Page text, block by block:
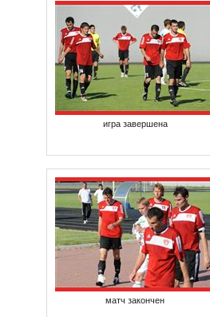
игра завершена
матч закончен